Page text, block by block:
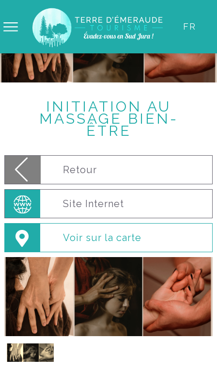
FR
INITIATION AU
MASSAGE BIEN-
ÊTRE
Retour
Site Internet
Voir sur la carte
Panneau de gestion des cookies